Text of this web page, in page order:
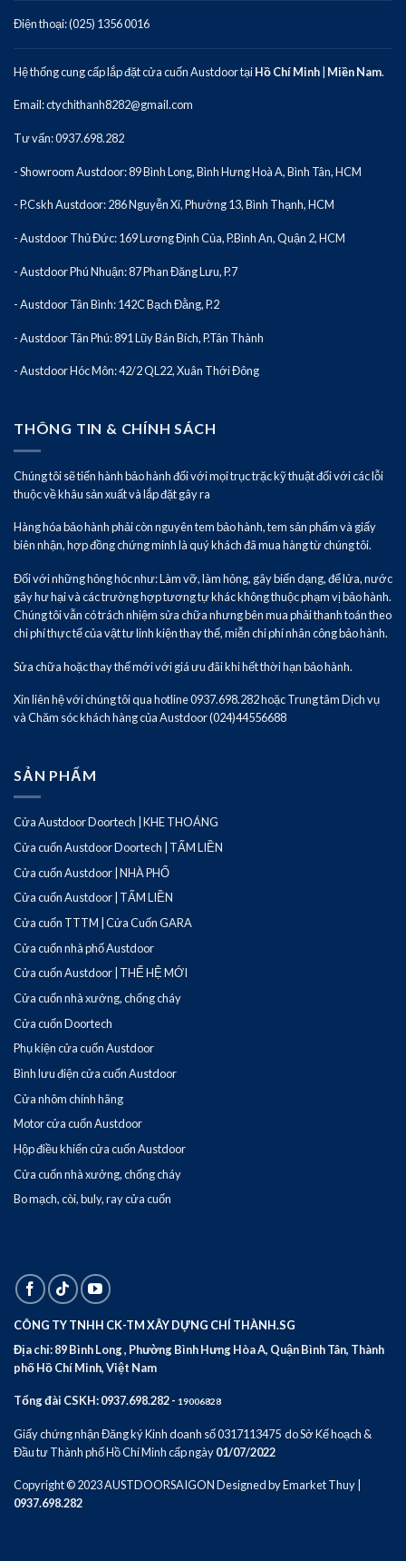
Điện thoại: (025) 1356 0016
Hệ thống cung cấp lắp đặt cửa cuốn Austdoor tạiHồ Chí Minh Miền Nam.
Email: ctychithanh8282@gmail.com
Tư vấn: 0937.698.282
- Showroom Austdoor: 89 Bình Long, Bình Hưng Hoà A, Bình Tân, HCM
- P.Cskh Austdoor: 286 Nguyễn Xí, Phường 13, Bình Thạnh, HCM
- Austdoor Thủ Đức: 169 Lương Định Của, P.Bình An, Quận 2, HCM
- Austdoor Phú Nhuận: 87 Phan Đăng Lưu, P.7
- Austdoor Tân Bình: 142C Bạch Đằng, P.2
- Austdoor Tân Phú: 891 Lũy Bán Bích, P.Tân Thành
- Austdoor Hóc Môn: 42/2 QL22, Xuân Thới Đông
THÔNG TIN & CHÍNH SÁCH
Chúng tôi sẽ tiến hành bảo hành đối với mọi trục trặc kỹ thuật đối với các lỗi
thuộc về khâu sản xuất và lắp đặt gây ra
Hàng hóa bảo hành phải còn nguyên tem bảo hành, tem sản phẩm và giấy
biên nhận, hợp đồng chứng minh là quý khách đã mua hàng từ chúng tôi.
Đối với những hỏng hóc như: Làm vỡ, làm hỏng, gây biến dạng, để lửa, nước
gây hư hại và các trường hợp tương tự khác không thuộc phạm vị bảo hành.
Chúng tôi vẫn có trách nhiệm sửa chữa nhưng bên mua phải thanh toán theo
chi phí thực tế của vật tư linh kiện thay thế, miễn chi phí nhân công bảo hành.
Sửa chữa hoặc thay thế mới với giá ưu đãi khi hết thời hạn bảo hành.
Xin liên hệ với chúng tôi qua hotline 0937.698.282 hoặc Trung tâm Dịch vụ
và Chăm sóc khách hàng của Austdoor (024)44556688
SẢN PHẨM
Cửa Austdoor Doortech | KHE THOÁNG
Cửa cuốn Austdoor Doortech | TẤM LIỀN
Cửa cuốn Austdoor | NHÀ PHỐ
Cửa cuốn Austdoor | TẤM LIỀN
Cửa cuốn TTTM | Cửa Cuốn GARA
Cửa cuốn nhà phố Austdoor
Cửa cuốn Austdoor | THẾ HỆ MỚI
Cửa cuốn nhà xưởng, chống cháy
Cửa cuốn Doortech
Phụ kiện cửa cuốn Austdoor
Bình lưu điện cửa cuốn Austdoor
Cửa nhôm chính hãng
Motor cửa cuốn Austdoor
Hộp điều khiển cửa cuốn Austdoor
Cửa cuốn nhà xưởng, chống cháy
Bo mạch, còi, buly, ray cửa cuốn
CÔNG TY TNHH CK-TM XÂY DỰNG CHÍ THÀNH.SG
Địa chỉ: 89 Bình Long , Phường Bình Hưng Hòa A, Quận Bình Tân, Thành
phố Hồ Chí Minh, Việt Nam
Tổng đài CSKH:0937.698.282- 19006828
Giấy chứng nhận Đăng ký Kinh doanh số 0317113475 do Sở Kế hoạch &
Đầu tư Thành phố Hồ Chí Minh cấp ngày01/07/2022
Copyright © 2023AUSTDOORSAIGONDesigned byEmarket Thuy
0937.698.282